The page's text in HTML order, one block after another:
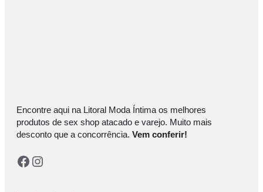
Encontre aqui na Litoral Moda Íntima os melhores
produtos de sex shop atacado e varejo. Muito mais
desconto que a concorrência. Vem conferir!
Facebook
Instagram